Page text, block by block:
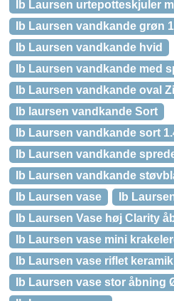
Ib Laursen urtepotteskjuler
Ib Laursen vandkande grøn
Ib Laursen vandkande hvid
Ib Laursen vandkande med
Ib Laursen vandkande oval
Ib laursen vandkande Sort
Ib Laursen vandkande sort
Ib Laursen vandkande
Ib Laursen vandkande
Ib Laursen vase
Ib
Ib Laursen Vase høj Clarity
Ib Laursen vase mini
Ib Laursen vase riflet keramik
Ib Laursen vase stor åbning